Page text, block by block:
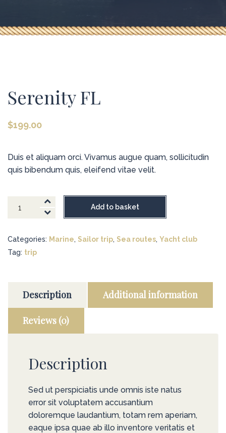
Serenity FL
$199.00
Duis et aliquam orci. Vivamus augue quam, sollicitudin
quis bibendum quis, eleifend vitae velit.
Add to basket
Categories: Marine, Sailor trip, Sea routes, Yacht club
Tag: trip
Description Additional information
Reviews (0)
Description
Sed ut perspiciatis unde omnis iste natus
error sit voluptatem accusantium
doloremque laudantium, totam rem aperiam,
eaque ipsa quae ab illo inventore veritatis et